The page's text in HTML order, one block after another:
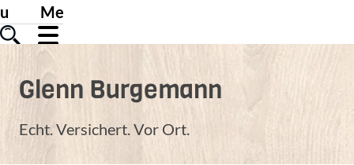
uns
Mecklenburgische
Glenn Burgemann
Echt. Versichert. Vor Ort.